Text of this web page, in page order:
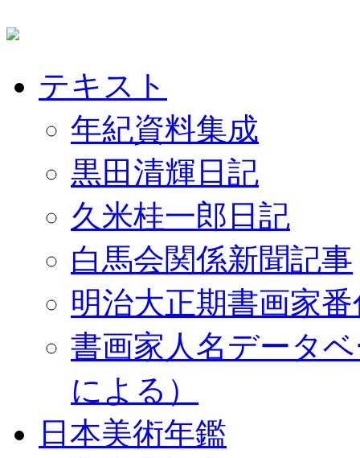
テキスト
年紀資料集成
黒田清輝日記
久米桂一郎日記
白馬会関係新聞記事
明治大正期書画家
書画家人名データ
による）
日本美術年鑑